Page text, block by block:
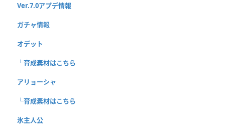
Ver.7.0アプデ情報
ガチャ情報
オデット
└育成素材はこちら
アリョーシャ
└育成素材はこちら
氷主人公